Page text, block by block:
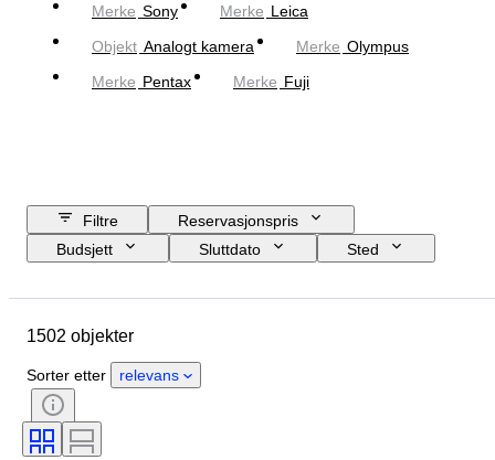
Merke Sony Merke Leica
Objekt Analogt kamera Merke Olympus
Merke Pentax Merke Fuji
Filtre
Reservasjonspris
Budsjett
Sluttdato
Sted
Tilstand
Teknikk
Språk
Farge
Objektivmontering
Type mikroskop
1502 objekter
Sorter etter relevans